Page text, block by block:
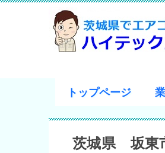
トップページ
茨城県 坂東